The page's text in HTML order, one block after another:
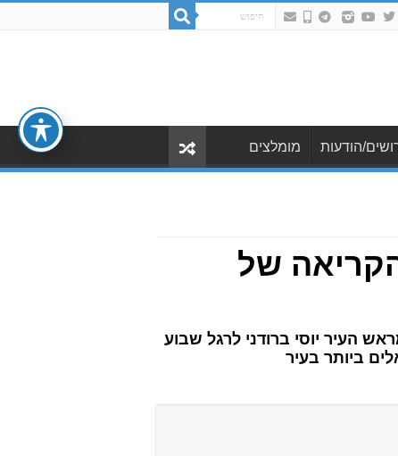
הודעות מומלצים
הקריאה של
העיר יוסי ברודני לרגל שבוע
ביותר בעיר